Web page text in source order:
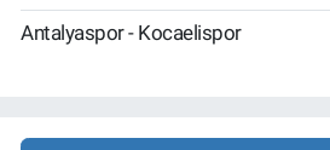
Antalyaspor - Kocaelispor